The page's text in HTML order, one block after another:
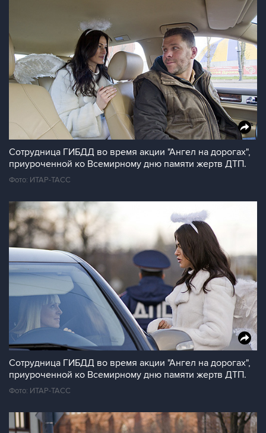
Сотрудница ГИБДД во время акции "Ангел на дорогах",
приуроченной ко Всемирному дню памяти жертв ДТП.
Фото: ИТАР-ТАСС
Сотрудница ГИБДД во время акции "Ангел на дорогах",
приуроченной ко Всемирному дню памяти жертв ДТП.
Фото: ИТАР-ТАСС